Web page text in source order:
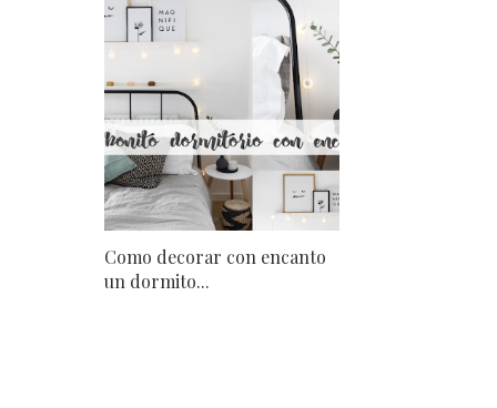
Como decorar con encanto
un dormito...